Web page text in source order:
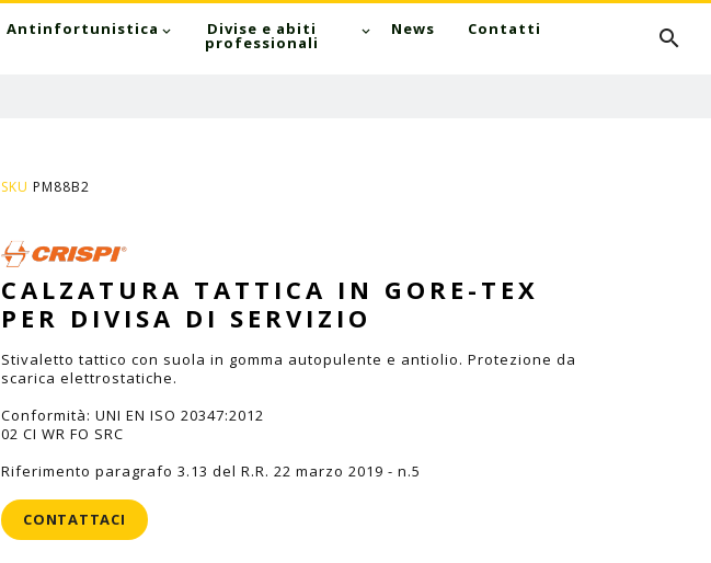
Antinfortunistica Divise e abiti
professionali
News Contatti Cerca
SKU PM88B2
CALZATURA TATTICA IN GORE-TEX
PER DIVISA DI SERVIZIO
Stivaletto tattico con suola in gomma autopulente e antiolio. Protezione da
scarica elettrostatiche.
Conformità: UNI EN ISO 20347:2012
02 CI WR FO SRC
Riferimento paragrafo 3.13 del R.R. 22 marzo 2019 - n.5
CONTATTACI